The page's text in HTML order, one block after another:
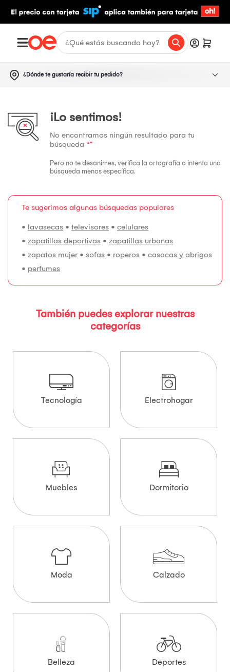
¿Dónde te gustaría recibir tu pedido?
¡Lo sentimos!
No encontramos ningún resultado para tu
búsqueda “”
Pero no te desanimes, verifica la ortografía o intenta una
búsqueda menos específica.
Te sugerimos algunas búsquedas populares
• lavasecas • televisores • celulares
• zapatillas deportivas • zapatillas urbanas
• zapatos mujer • sofas • roperos • casacas y abrigos
• perfumes
También puedes explorar nuestras
categorías
Tecnología Electrohogar
Muebles Dormitorio
Moda Calzado
Belleza Deportes